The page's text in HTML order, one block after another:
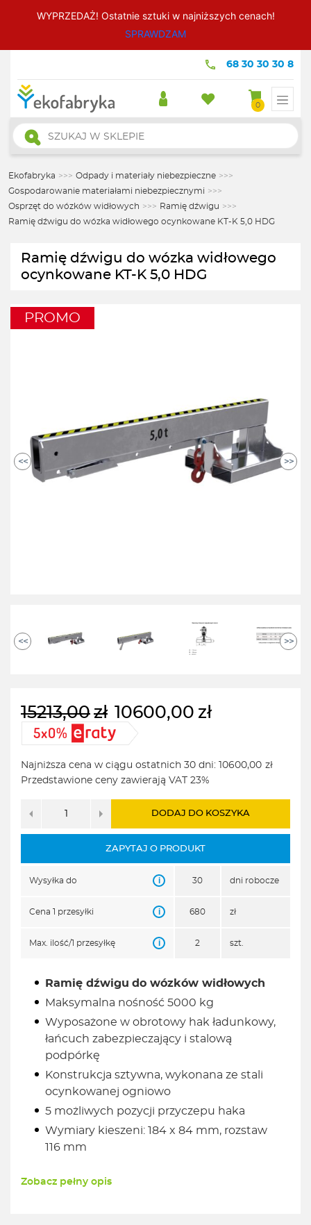
WYPRZEDAŻ! Ostatnie sztuki w najniższych cenach!
SPRAWDZAM
68 30 30 30 8
0
Wyszukiwarka
produktów
Ekofabryka >>> Odpady i materiały niebezpieczne >>>
Gospodarowanie materiałami niebezpiecznymi >>>
Osprzęt do wózków widłowych >>> Ramię dźwigu >>>
Ramię dźwigu do wózka widłowego ocynkowane KT-K 5,0 HDG
Ramię dźwigu do wózka widłowego
ocynkowane KT-K 5,0 HDG
PROMO
<< >>
<< >>
15213,00 zł
Pierwotna
cena
wynosiła:
15213,00zł.
10600,00 zł
Aktualna
cena
wynosi:
10600,00zł.
Najniższa cena w ciągu ostatnich 30 dni: 10600,00 zł
Przedstawione ceny zawierają VAT 23%
DODAJ DO KOSZYKA
ZAPYTAJ O PRODUKT
Wysyłka do i 30 dni robocze
Cena 1 przesyłki i 680 zł
Max. ilość/1 przesyłkę i 2 szt.
Ramię dźwigu do wózków widłowych
Maksymalna nośność 5000 kg
Wyposażone w obrotowy hak ładunkowy,
łańcuch zabezpieczający i stalową
podpórkę
Konstrukcja sztywna, wykonana ze stali
ocynkowanej ogniowo
5 możliwych pozycji przyczepu haka
Wymiary kieszeni: 184 x 84 mm, rozstaw
116 mm
Zobacz pełny opis